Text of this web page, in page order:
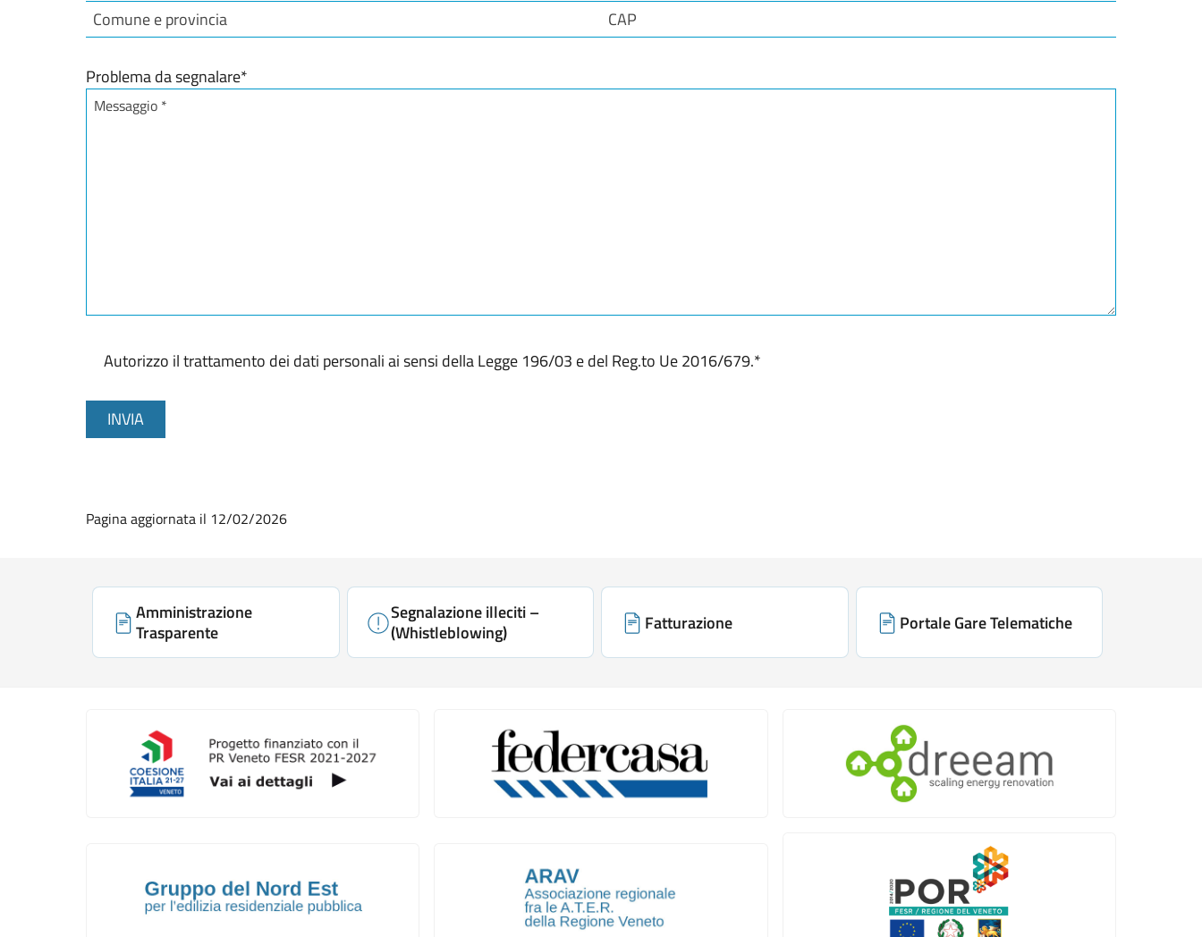
Via/Piazza/Corso e numero civico
Problema da segnalare*
o
n
Autorizzo il trattamento dei dati personali ai sensi della Legge 196/03 e del Reg.to Ue 2016/679.*
INVIA
Pagina aggiornata il 12/02/2026
Link di servizio
Amministrazione
Trasparente
Segnalazione illeciti –
(Whistleblowing)
Fatturazione Portale Gare Telematiche
Galleria link rapidi